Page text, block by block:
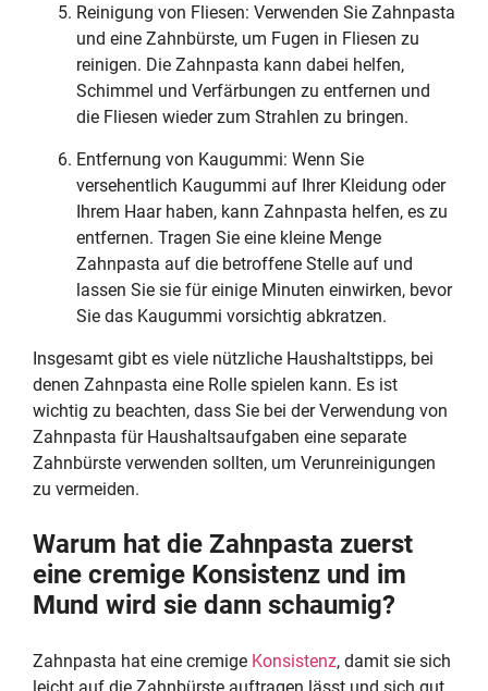
Reinigung von Fliesen: Verwenden Sie Zahnpasta
und eine Zahnbürste, um Fugen in Fliesen zu
reinigen. Die Zahnpasta kann dabei helfen,
Schimmel und Verfärbungen zu entfernen und
die Fliesen wieder zum Strahlen zu bringen.
Entfernung von Kaugummi: Wenn Sie
versehentlich Kaugummi auf Ihrer Kleidung oder
Ihrem Haar haben, kann Zahnpasta helfen, es zu
entfernen. Tragen Sie eine kleine Menge
Zahnpasta auf die betroffene Stelle auf und
lassen Sie sie für einige Minuten einwirken, bevor
Sie das Kaugummi vorsichtig abkratzen.
Insgesamt gibt es viele nützliche Haushaltstipps, bei
denen Zahnpasta eine Rolle spielen kann. Es ist
wichtig zu beachten, dass Sie bei der Verwendung von
Zahnpasta für Haushaltsaufgaben eine separate
Zahnbürste verwenden sollten, um Verunreinigungen
zu vermeiden.
Warum hat die Zahnpasta zuerst
eine cremige Konsistenz und im
Mund wird sie dann schaumig?
Zahnpasta hat eine cremige Konsistenz, damit sie sich